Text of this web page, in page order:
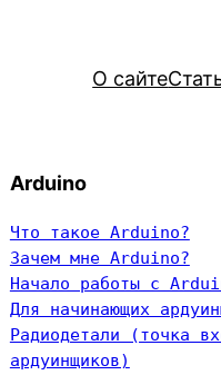
О сайте
Arduino
Что такое Arduino?
Зачем мне Arduino?
Начало работы с
Для начинающих
Радиодетали (точка
ардуинщиков)